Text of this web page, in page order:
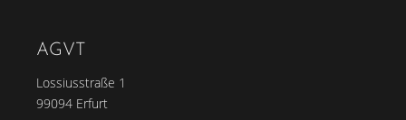
AGVT
Lossiusstraße 1
99094 Erfurt